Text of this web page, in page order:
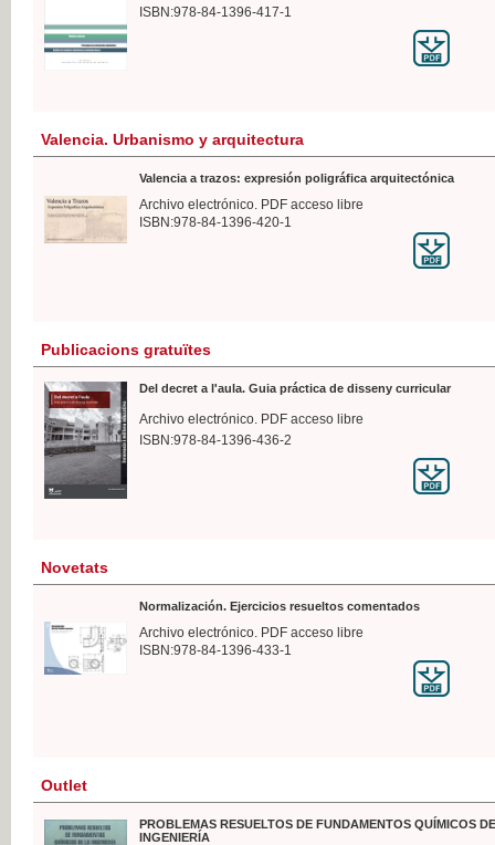
ISBN:978-84-1396-417-1
Valencia. Urbanismo y arquitectura
Valencia a trazos: expresión poligráfica arquitectónica
Archivo electrónico. PDF acceso libre
ISBN:978-84-1396-420-1
Publicacions gratuïtes
Del decret a l'aula. Guia práctica de disseny curricular
Archivo electrónico. PDF acceso libre
ISBN:978-84-1396-436-2
Novetats
Normalización. Ejercicios resueltos comentados
Archivo electrónico. PDF acceso libre
ISBN:978-84-1396-433-1
Outlet
PROBLEMAS RESUELTOS DE FUNDAMENTOS QUÍMICOS
INGENIERÍA